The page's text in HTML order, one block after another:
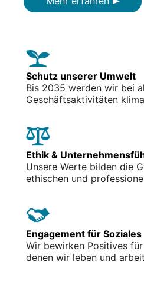
Schutz unserer Umwelt
Bis 2035 werden wir bei
Geschäftsaktivitäten
Ethik &
Unsere Werte bilden die
ethischen und
Engagement für Soziales
Wir bewirken Positives
denen wir leben und